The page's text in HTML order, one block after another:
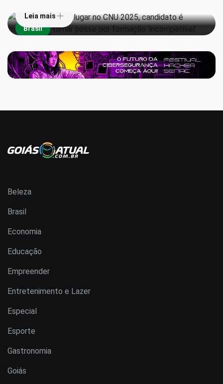
Brasil
Leia mais
Beleza
Brasil
Economia
Educação
Empreender
Entretenimento e Lazer
Especial
Esporte
Gastronomia
Goiás